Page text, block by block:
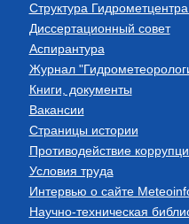
Структура
Диссертационный совет
Аспирантура
Журнал
Книги, документы
Вакансии
Страницы истории
Противодействие
Условия труда
Интервью о сайте
Научно-техническая